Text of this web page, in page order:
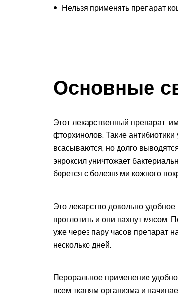
Нельзя применять препарат
Основные
Этот лекарственный препарат,
фторхинолов. Такие
всасываются, но долго
энроксил уничтожает
борется с болезнями кожного
Это лекарство довольно
проглотить и они пахнут мясом.
уже через пару часов препарат
несколько дней.
Пероральное применение
всем тканям организма и